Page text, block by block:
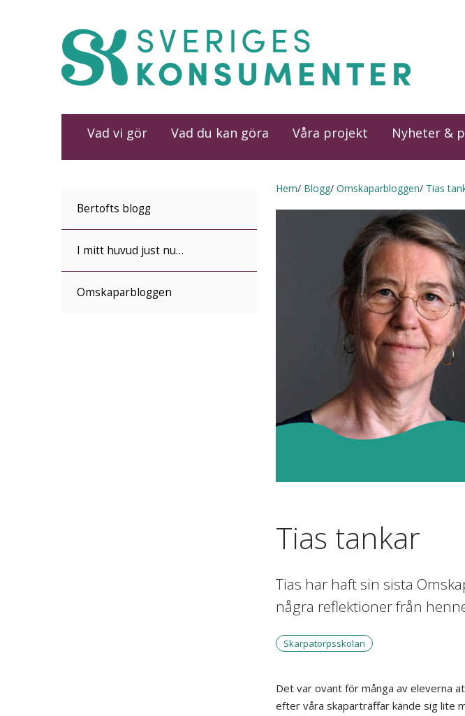
Vad vi gör Vad du kan göra Våra projekt Nyheter &
Bertofts blogg
I mitt huvud just nu…
Omskaparbloggen
Hem Blogg Omskaparbloggen Tias
Tias tankar
Tias har haft sin sista
några reflektioner från
Skarpatorpsskolan
Det var ovant för många av eleverna
efter våra skaparträffar kände sig lite